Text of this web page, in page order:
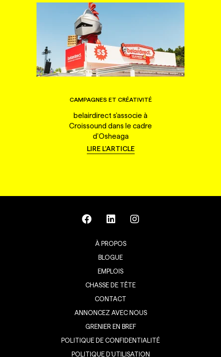
CAMPAGNES ET CRÉATIVITÉ
belairdirect s'associe à
Croissound dans le cadre
d'Osheaga
LIRE L'ARTICLE
À PROPOS
BLOGUE
EMPLOIS
CHASSE DE TÊTE
CONTACT
ANNONCEZ AVEC NOUS
GRENIER EN BREF
POLITIQUE DE CONFIDENTIALITÉ
POLITIQUE D’UTILISATION